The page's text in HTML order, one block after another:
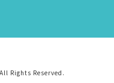
Rights Reserved.